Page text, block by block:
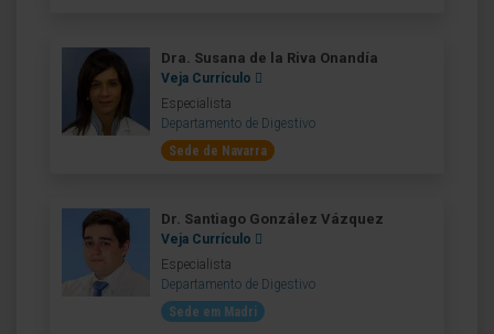
Dra. Susana de la Riva Onandía
Veja Currículo
Especialista
Departamento de Digestivo
Sede de Navarra
Dr. Santiago González Vázquez
Veja Currículo
Especialista
Departamento de Digestivo
Sede em Madri